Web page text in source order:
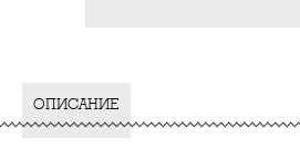
ОПИСАНИЕ